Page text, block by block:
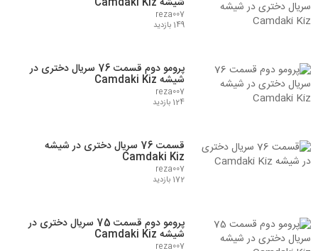
reza007
149 بازدید
پرومو دوم قسمت 76 سریال دختری در
شیشه Camdaki Kiz
reza007
124 بازدید
قسمت 76 سریال دختری در شیشه
Camdaki Kiz
reza007
172 بازدید
پرومو دوم قسمت 75 سریال دختری در
شیشه Camdaki Kiz
reza007